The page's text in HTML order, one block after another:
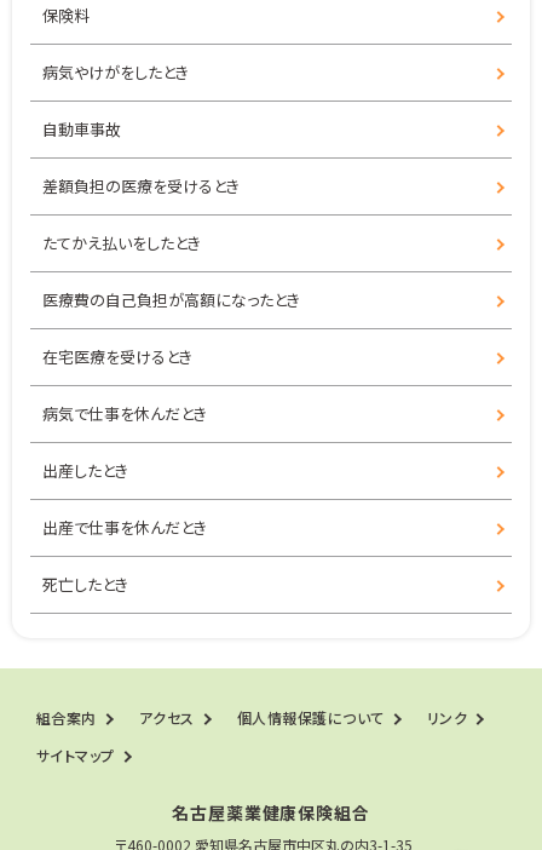
保険料
病気やけがをしたとき
自動車事故
差額負担の医療を受けるとき
たてかえ払いをしたとき
医療費の自己負担が高額になったとき
在宅医療を受けるとき
病気で仕事を休んだとき
出産したとき
出産で仕事を休んだとき
死亡したとき
組合案内 アクセス 個人情報保護について
リンク
サイトマップ
名古屋薬業健康保険組合
〒460-0002 愛知県名古屋市中区丸の内3-1-35